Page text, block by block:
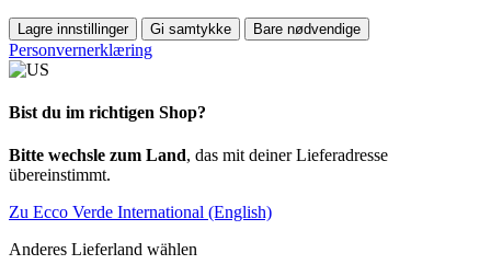
Lagre innstillinger Gi samtykke Bare nødvendige
Personvernerklæring
Bist du im richtigen Shop?
Bitte wechsle zum Land, das mit deiner Lieferadresse
übereinstimmt.
Zu Ecco Verde International (English)
Anderes Lieferland wählen